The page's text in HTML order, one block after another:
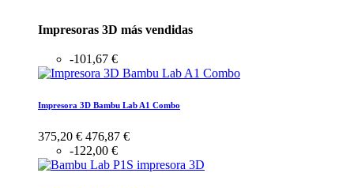
Impresoras 3D más vendidas
-101,67 €
Impresora 3D Bambu Lab A1 Combo
375,20 € 476,87 €
-122,00 €